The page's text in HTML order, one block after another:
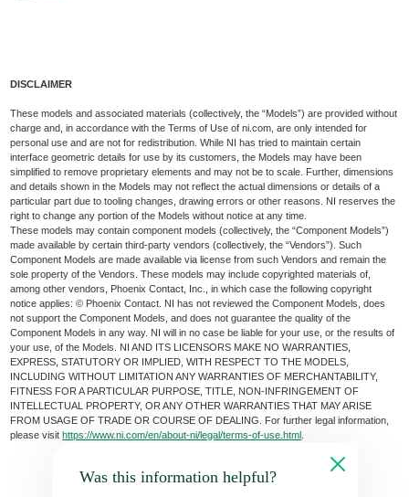
DISCLAIMER
These models and associated materials (collectively, the “Models”) are provided without
charge and, in accordance with the Terms of Use of ni.com, are only intended for
personal use and are not for redistribution. While NI has tried to maintain certain
interface geometric details for use by its customers, the Models may have been
simplified to remove proprietary elements and may not be to scale. Further, dimensions
and details shown in the Models may not reflect the actual dimensions or details of a
particular part due to tooling changes, drawing errors or other reasons. NI reserves the
right to change any portion of the Models without notice at any time.
These models may contain component models (collectively, the “Component Models”)
made available by certain third-party vendors (collectively, the “Vendors”). Such
Component Models are made available via license from such Vendors and remain the
sole property of the Vendors. These models may include copyrighted materials of,
among other vendors, Phoenix Contact, Inc., in which case the following copyright
notice applies: © Phoenix Contact. NI has not reviewed the Component Models, does
not support the Component Models, and does not guarantee the quality of the
Component Models in any way. NI will in no case be liable for your use, or the results of
your use, of the Models. NI AND ITS LICENSORS MAKE NO WARRANTIES,
EXPRESS, STATUTORY OR IMPLIED, WITH RESPECT TO THE MODELS,
INCLUDING WITHOUT LIMITATION ANY WARRANTIES OF MERCHANTABILITY,
FITNESS FOR A PARTICULAR PURPOSE, TITLE, NON-INFRINGEMENT OF
INTELLECTUAL PROPERTY, OR ANY OTHER WARRANTIES THAT MAY ARISE
FROM USAGE OF TRADE OR COURSE OF DEALING. For further legal information,
please visithttps://www.ni.com/en/about-ni/legal/terms-of-use.html
Was this information helpful?